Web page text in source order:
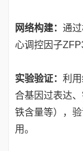
网络构建： 通
心调控因子
实验验证： 利
合基因过表达
铁含量等），
用。